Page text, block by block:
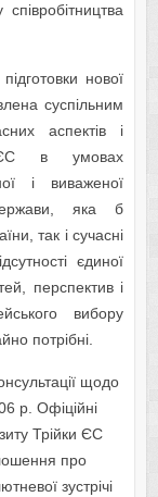
нової
суспільним
аспектів і
в умовах
і виваженої
держави, яка б
так і сучасні
єдиної
перспектив і
вибору
потрібні.
щодо
р. Офіційні
Трійки ЄС
про
зустрічі